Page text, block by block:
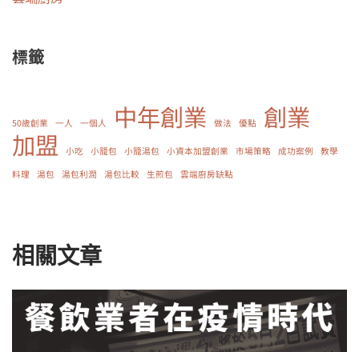
標籤
50歲創業 一人 一個人 中年創業 做法 優點
創業
加盟
小吃 小籠包 小籠湯包 小資本加盟創業 市場策略 成功案例
教學
料理
湯包 湯包利潤 湯包比較 生煎包 雲端廚房缺點
相關文章